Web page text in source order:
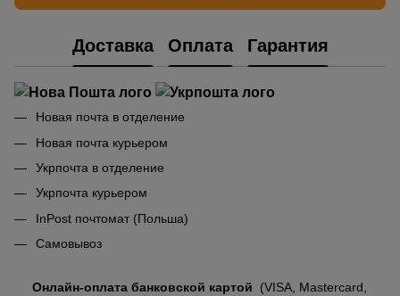
Доставка Оплата Гарантия
Новая почта в отделение
Новая почта курьером
Укрпочта в отделение
Укрпочта курьером
InPost почтомат (Польша)
Самовывоз
Онлайн-оплата банковской картой
(VISA, Mastercard,